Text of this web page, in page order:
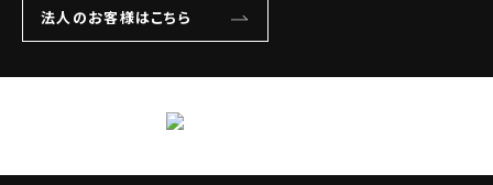
法人のお客様はこちら